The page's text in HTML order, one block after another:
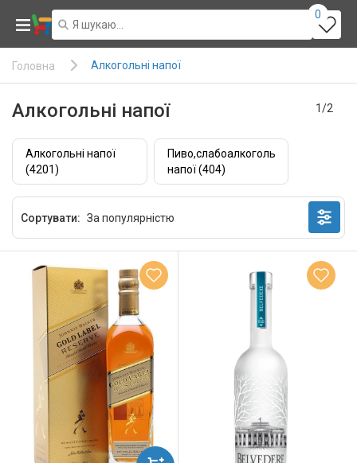
0
Головна Алкогольні напої
Алкогольні напої 1/2
Алкогольні напої
(4201)
Пиво,слабоалкогольні
напої (404)
Сортувати: